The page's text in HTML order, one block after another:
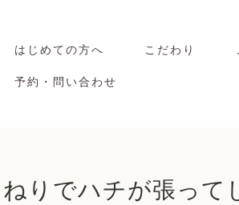
はじめての方へ こだわり
予約・問い合わせ